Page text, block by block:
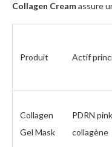
Collagen Creamassure
Produit Actif
Collagen
Gel Mask
PDRN
collagène